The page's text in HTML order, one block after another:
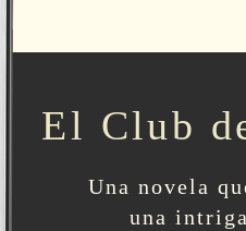
El Club
Una novela
una